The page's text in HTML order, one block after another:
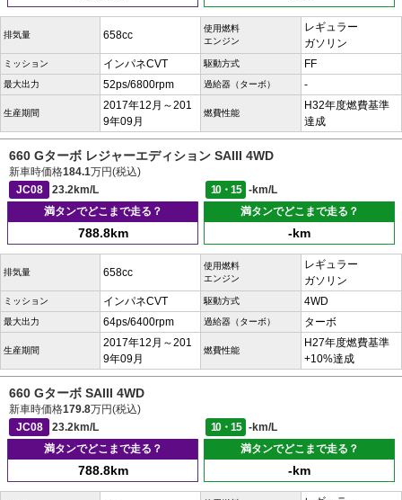
排気量 658cc
使用燃料
エンジン
レギュラー
ガソリン
ミッション インパネCVT 駆動方式 FF
最大出力 52ps/6800rpm 過給器（ターボ） -
生産期間
2017年12月～201
9年09月
燃費性能
H32年度燃費基準
達成
660 Gターボ レジャーエディション SAIII 4WD
新車時価格184.1万円(税込)
JC08
23.2km/L 10・15
-km/L
満タンでどこまで走る？
788.8km
満タンでどこまで走る？
-km
排気量 658cc
使用燃料
エンジン
レギュラー
ガソリン
ミッション インパネCVT 駆動方式 4WD
最大出力 64ps/6400rpm 過給器（ターボ） ターボ
生産期間
2017年12月～201
9年09月
燃費性能
H27年度燃費基準
+10%達成
660 Gターボ SAIII 4WD
新車時価格179.8万円(税込)
JC08
23.2km/L 10・15
-km/L
満タンでどこまで走る？
788.8km
満タンでどこまで走る？
-km